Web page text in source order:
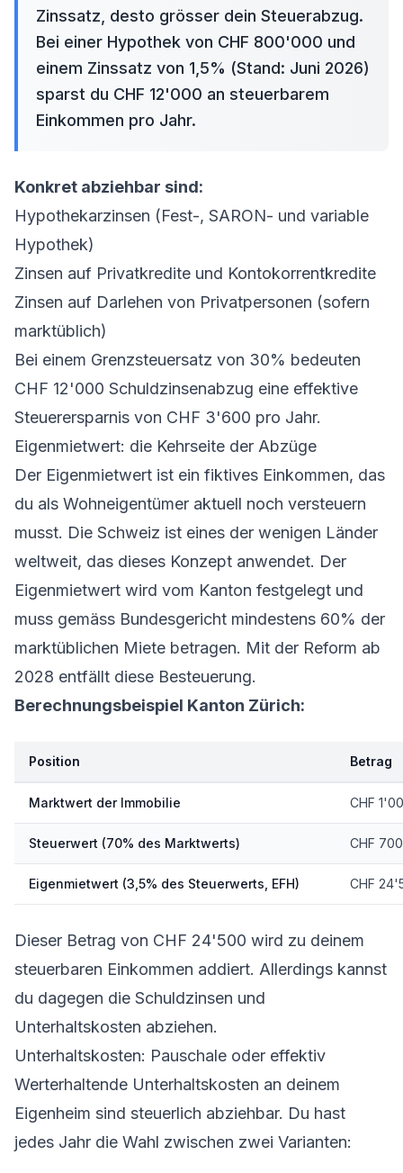
Zinssatz, desto grösser dein Steuerabzug.
Bei einer Hypothek von CHF 800'000 und
einem Zinssatz von 1,5% (Stand: Juni 2026)
sparst du CHF 12'000 an steuerbarem
Einkommen pro Jahr.
Konkret abziehbar sind:
Hypothekarzinsen (Fest-, SARON- und variable
Hypothek)
Zinsen auf Privatkredite und Kontokorrentkredite
Zinsen auf Darlehen von Privatpersonen (sofern
marktüblich)
Bei einem Grenzsteuersatz von 30% bedeuten
CHF 12'000 Schuldzinsenabzug eine effektive
Steuerersparnis von CHF 3'600 pro Jahr.
Eigenmietwert: die Kehrseite der Abzüge
Der Eigenmietwert ist ein fiktives Einkommen, das
du als Wohneigentümer aktuell noch versteuern
musst. Die Schweiz ist eines der wenigen Länder
weltweit, das dieses Konzept anwendet. Der
Eigenmietwert wird vom Kanton festgelegt und
muss gemäss Bundesgericht mindestens 60% der
marktüblichen Miete betragen. Mit der Reform ab
2028 entfällt diese Besteuerung.
Berechnungsbeispiel Kanton Zürich:
Position Betrag
Marktwert der Immobilie CHF
Steuerwert (70% des Marktwerts) CHF
Eigenmietwert (3,5% des Steuerwerts, EFH) CHF
Dieser Betrag von CHF 24'500 wird zu deinem
steuerbaren Einkommen addiert. Allerdings kannst
du dagegen die Schuldzinsen und
Unterhaltskosten abziehen.
Unterhaltskosten: Pauschale oder effektiv
Werterhaltende Unterhaltskosten an deinem
Eigenheim sind steuerlich abziehbar. Du hast
jedes Jahr die Wahl zwischen zwei Varianten: